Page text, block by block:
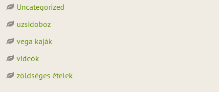
Uncategorized
uzsidoboz
vega kaják
videók
zöldséges ételek